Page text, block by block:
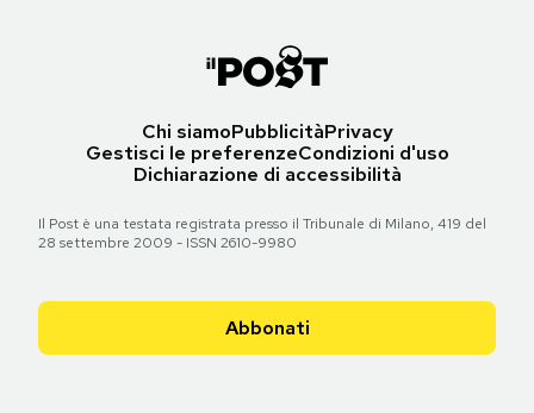
Chi siamoPubblicitàPrivacy
Gestisci le preferenzeCondizioni d'uso
Dichiarazione di accessibilità
Il Post è una testata registrata presso il Tribunale di Milano, 419 del
28 settembre 2009 - ISSN 2610-9980
Abbonati